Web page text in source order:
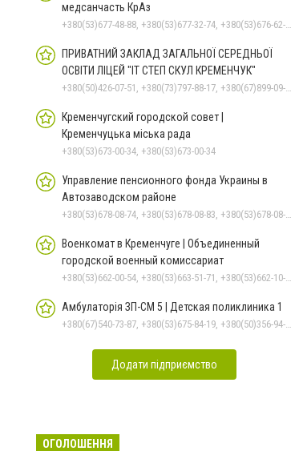
медсанчасть КрАз
+380(53)677-48-88, +380(53)677-32-74, +380(53)676-62-99, +380536766187
ПРИВАТНИЙ ЗАКЛАД ЗАГАЛЬНОЇ СЕРЕДНЬОЇ
ОСВІТИ ЛІЦЕЙ "ІТ СТЕП СКУЛ КРЕМЕНЧУК"
+380(50)426-07-51, +380(73)797-88-17, +380(67)899-09-16
Кременчугский городской совет |
Кременчуцька міська рада
+380(53)673-00-34, +380(53)673-00-34
Управление пенсионного фонда Украины в
Автозаводском районе
+380(53)678-08-74, +380(53)678-08-83, +380(53)678-08-41, +380(53)678-08-86, +380(53)678-09-05
Военкомат в Кременчуге | Объединенный
городской военный комиссариат
+380(53)662-00-54, +380(53)663-51-71, +380(53)662-10-35
Амбулаторія ЗП-СМ 5 | Детская поликлиника 1
+380(67)540-73-87, +380(53)675-84-19, +380(50)356-94-69
Додати підприємство
ОГОЛОШЕННЯ